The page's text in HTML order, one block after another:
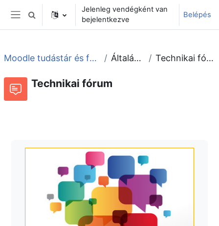
Tovább a fő tartalomhoz
Oldalpanel
Keresési bemeneti adatok váltása
Jelenleg vendégként van
bejelentkezve
Belépés
Moodle tudástár és fórum Általános Technikai fórum
Technikai fórum